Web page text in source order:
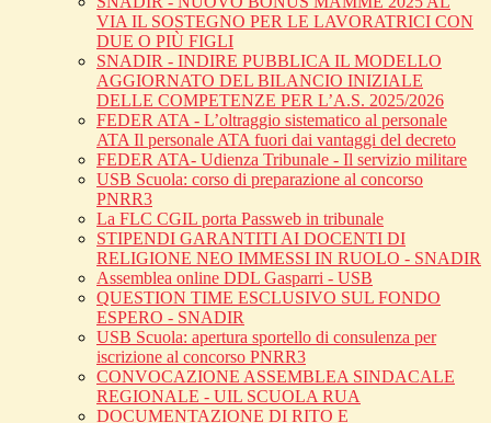
VIA IL SOSTEGNO PER LE LAVORATRICI CON
DUE O PIÙ FIGLI
SNADIR - INDIRE PUBBLICA IL MODELLO
AGGIORNATO DEL BILANCIO INIZIALE
DELLE COMPETENZE PER L’A.S. 2025/2026
FEDER ATA - L’oltraggio sistematico al personale
ATA Il personale ATA fuori dai vantaggi del decreto
FEDER ATA- Udienza Tribunale - Il servizio militare
USB Scuola: corso di preparazione al concorso
PNRR3
La FLC CGIL porta Passweb in tribunale
STIPENDI GARANTITI AI DOCENTI DI
RELIGIONE NEO IMMESSI IN RUOLO - SNADIR
Assemblea online DDL Gasparri - USB
QUESTION TIME ESCLUSIVO SUL FONDO
ESPERO - SNADIR
USB Scuola: apertura sportello di consulenza per
iscrizione al concorso PNRR3
CONVOCAZIONE ASSEMBLEA SINDACALE
REGIONALE - UIL SCUOLA RUA
DOCUMENTAZIONE DI RITO E